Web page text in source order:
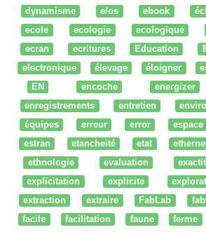
dynamisme
e/os ebook
ecole
ecologie ecologique
ecran
ecritures Education
electronique
élevage éloigner
EN
encoche energizer
enregistrements
entretien
équipes
erreur error espace
estran
etancheité etat
ethnologie
evaluation
explicitation
explicite
extraction
extraire FabLab
facile
facilitation faune ferme